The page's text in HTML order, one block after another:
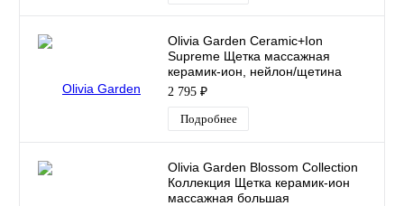
Olivia Garden Ceramic+Ion
Supreme Щетка массажная
керамик-ион, нейлон/щетина
2 795 ₽
Подробнее
Olivia Garden Blossom Collection
Коллекция Щетка керамик-ион
массажная большая